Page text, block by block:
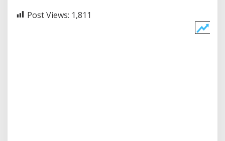
Post Views: 1,811